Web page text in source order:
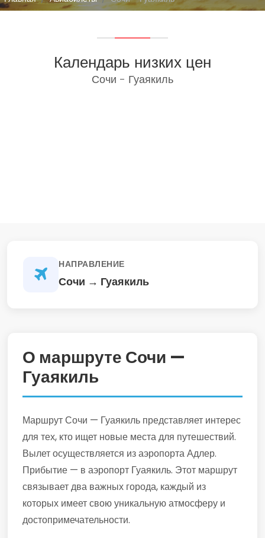
Календарь низких цен
Сочи - Гуаякиль
НАПРАВЛЕНИЕ
Сочи → Гуаякиль
О маршруте Сочи —
Гуаякиль
Маршрут Сочи — Гуаякиль представляет интерес
для тех, кто ищет новые места для путешествий.
Вылет осуществляется из аэропорта Адлер.
Прибытие — в аэропорт Гуаякиль. Этот маршрут
связывает два важных города, каждый из
которых имеет свою уникальную атмосферу и
достопримечательности.